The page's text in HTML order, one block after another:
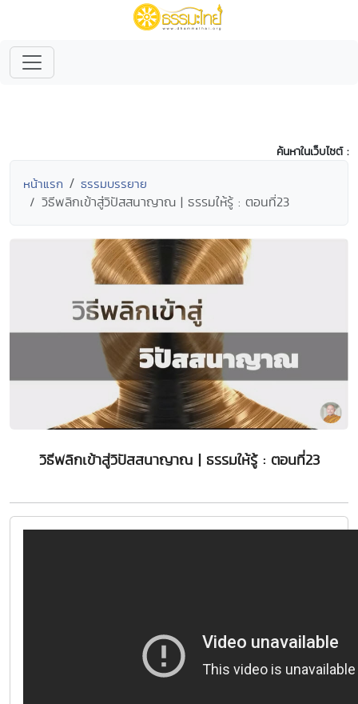
ค้นหาในเว็บไซต์ :
หน้าแรก ธรรมบรรยาย
วิธีพลิกเข้าสู่วิปัสสนาญาณ | ธรรมให้รู้ : ตอนที่23
วิธีพลิกเข้าสู่วิปัสสนาญาณ | ธรรมให้รู้ : ตอนที่23